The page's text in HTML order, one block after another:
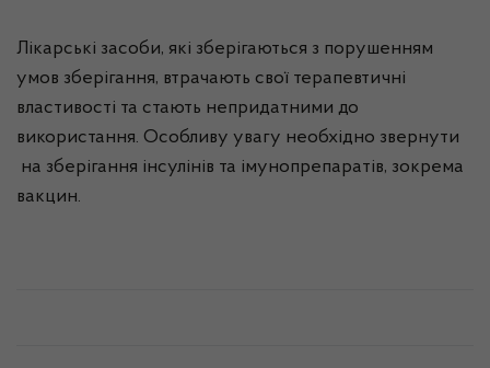
Лікарські засоби, які зберігаються з порушенням
умов зберігання, втрачають свої терапевтичні
властивості та стають непридатними до
використання. Особливу увагу необхідно звернути
на зберігання інсулінів та імунопрепаратів, зокрема
вакцин.